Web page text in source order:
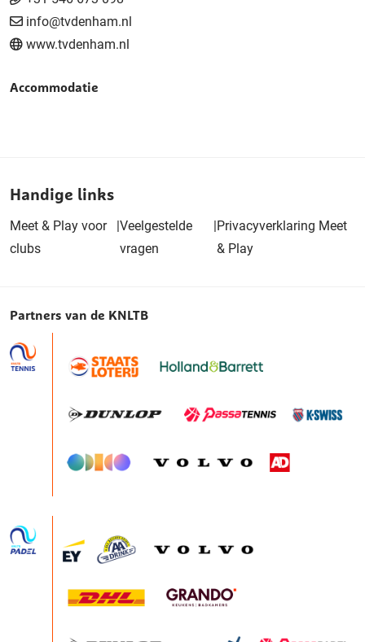
info@tvdenham.nl
www.tvdenham.nl
Accommodatie
Handige links
Meet & Play voor
clubs
|Veelgestelde
vragen
|Privacyverklaring Meet
& Play
Partners van de KNLTB